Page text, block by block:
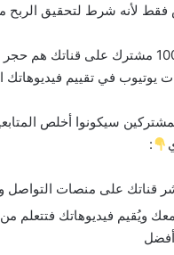
فقط لأنه شرط لتحقيق الربح
بل لأن أول 1000 مشترك على قناتك
يوتيوب في تقييم فيديوهاتك
سيكونوا أخلص
:
قناتك على منصات التواصل
ويُقيم فيديوهاتك فتتعلم